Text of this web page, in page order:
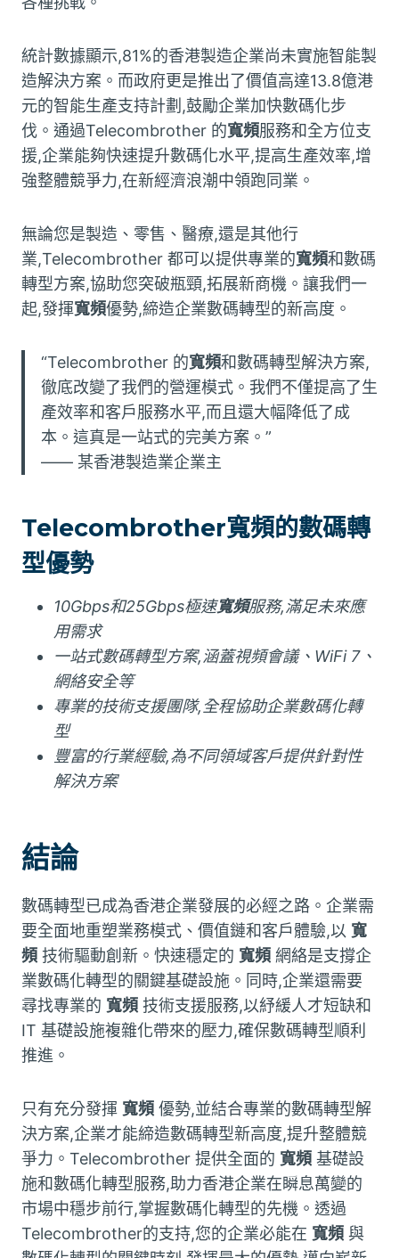
統計數據顯示,81%的香港製造企業尚未實施智能製
造解決方案。而政府更是推出了價值高達13.8億港
元的智能生產支持計劃,鼓勵企業加快數碼化步
伐。通過Telecombrother 的寬頻服務和全方位支
援,企業能夠快速提升數碼化水平,提高生產效率,增
強整體競爭力,在新經濟浪潮中領跑同業。
無論您是製造、零售、醫療,還是其他行
業,Telecombrother 都可以提供專業的寬頻和數碼
轉型方案,協助您突破瓶頸,拓展新商機。讓我們一
起,發揮寬頻優勢,締造企業數碼轉型的新高度。
“Telecombrother 的寬頻和數碼轉型解決方案,
徹底改變了我們的營運模式。我們不僅提高了生
產效率和客戶服務水平,而且還大幅降低了成
本。這真是一站式的完美方案。”
—— 某香港製造業企業主
Telecombrother寬頻的數碼轉
型優勢
10Gbps和25Gbps極速寬頻服務,滿足未來應
用需求
一站式數碼轉型方案,涵蓋視頻會議、WiFi 7、
網絡安全等
專業的技術支援團隊,全程協助企業數碼化轉
型
豐富的行業經驗,為不同領域客戶提供針對性
解決方案
結論
數碼轉型已成為香港企業發展的必經之路。企業需
要全面地重塑業務模式、價值鏈和客戶體驗,以 寬
頻 技術驅動創新。快速穩定的 寬頻 網絡是支撐企
業數碼化轉型的關鍵基礎設施。同時,企業還需要
尋找專業的 寬頻 技術支援服務,以紓緩人才短缺和
IT 基礎設施複雜化帶來的壓力,確保數碼轉型順利
推進。
只有充分發揮 寬頻 優勢,並結合專業的數碼轉型解
決方案,企業才能締造數碼轉型新高度,提升整體競
爭力。Telecombrother 提供全面的 寬頻 基礎設
施和數碼化轉型服務,助力香港企業在瞬息萬變的
市場中穩步前行,掌握數碼化轉型的先機。透過
Telecombrother的支持,您的企業必能在 寬頻 與